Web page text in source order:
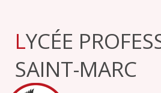
navigation
LYCÉE PROFESSIONNEL
SAINT-MARC